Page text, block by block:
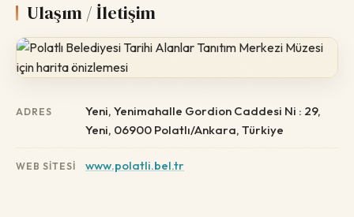
Ulaşım / İletişim
ADRES
Yeni, Yenimahalle Gordion Caddesi Ni : 29,
Yeni, 06900 Polatlı/Ankara, Türkiye
WEB SITESI www.polatli.bel.tr